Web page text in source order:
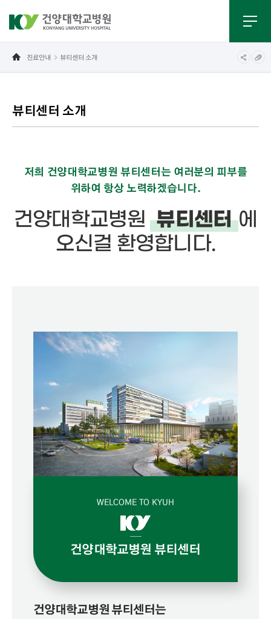
진료안내 뷰티센터 소개
뷰티센터 소개
저희 건양대학교병원 뷰티센터는 여러분의 피부를
위하여 항상 노력하겠습니다.
건양대학교병원 뷰티센터 에
오신걸 환영합니다.
WELCOME TO KYUH
건양대학교병원 뷰티센터
건양대학교병원 뷰티센터는